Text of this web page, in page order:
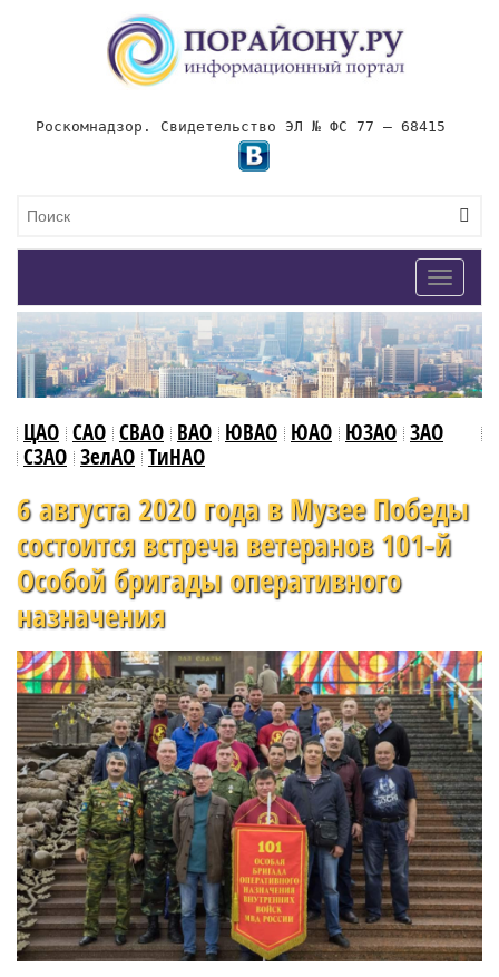
Роскомнадзор. Свидетельство ЭЛ № ФС 77 – 68415
Toggle
ЦАО САО СВАО ВАО ЮВАО ЮАО ЮЗАО ЗАО
СЗАО ЗелАО ТиНАО
6 августа 2020 года в Музее Победы
состоится встреча ветеранов 101-й
Особой бригады оперативного
назначения